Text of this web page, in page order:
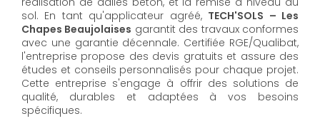
sol. En tant qu'applicateur agréé, TECH'SOLS – Les
Chapes Beaujolaises garantit des travaux conformes
avec une garantie décennale. Certifiée RGE/Qualibat,
l'entreprise propose des devis gratuits et assure des
études et conseils personnalisés pour chaque projet.
Cette entreprise s'engage à offrir des solutions de
qualité, durables et adaptées à vos besoins
spécifiques.